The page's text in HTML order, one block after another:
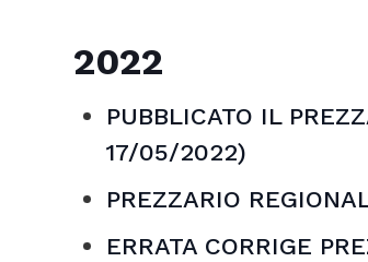
2022
PUBBLICATO IL
17/05/2022)
PREZZARIO
ERRATA CORRIGE